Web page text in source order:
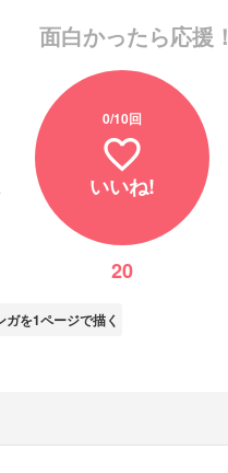
面白かったら応援！
0/10回
favorite_border
いいね!
20
を1ページで描く